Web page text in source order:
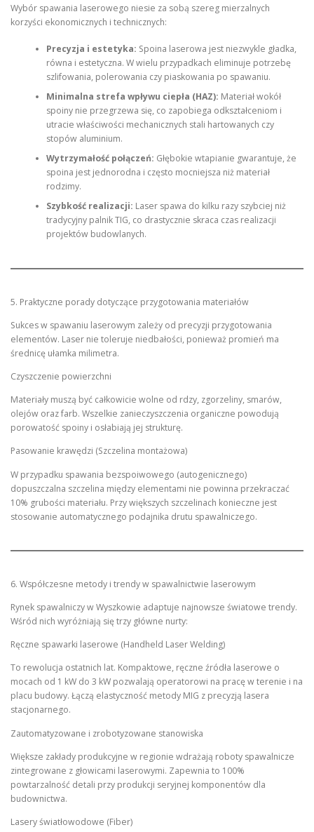
Wybór spawania laserowego niesie za sobą szereg mierzalnych
korzyści ekonomicznych i technicznych:
Precyzja i estetyka: Spoina laserowa jest niezwykle gładka,
równa i estetyczna. W wielu przypadkach eliminuje potrzebę
szlifowania, polerowania czy piaskowania po spawaniu.
Minimalna strefa wpływu ciepła (HAZ): Materiał wokół
spoiny nie przegrzewa się, co zapobiega odkształceniom i
utracie właściwości mechanicznych stali hartowanych czy
stopów aluminium.
Wytrzymałość połączeń: Głębokie wtapianie gwarantuje, że
spoina jest jednorodna i często mocniejsza niż materiał
rodzimy.
Szybkość realizacji: Laser spawa do kilku razy szybciej niż
tradycyjny palnik TIG, co drastycznie skraca czas realizacji
projektów budowlanych.
5. Praktyczne porady dotyczące przygotowania materiałów
Sukces w spawaniu laserowym zależy od precyzji przygotowania
elementów. Laser nie toleruje niedbałości, ponieważ promień ma
średnicę ułamka milimetra.
Czyszczenie powierzchni
Materiały muszą być całkowicie wolne od rdzy, zgorzeliny, smarów,
olejów oraz farb. Wszelkie zanieczyszczenia organiczne powodują
porowatość spoiny i osłabiają jej strukturę.
Pasowanie krawędzi (Szczelina montażowa)
W przypadku spawania bezspoiwowego (autogenicznego)
dopuszczalna szczelina między elementami nie powinna przekraczać
10% grubości materiału. Przy większych szczelinach konieczne jest
stosowanie automatycznego podajnika drutu spawalniczego.
6. Współczesne metody i trendy w spawalnictwie laserowym
Rynek spawalniczy w Wyszkowie adaptuje najnowsze światowe trendy.
Wśród nich wyróżniają się trzy główne nurty:
Ręczne spawarki laserowe (Handheld Laser Welding)
To rewolucja ostatnich lat. Kompaktowe, ręczne źródła laserowe o
mocach od 1 kW do 3 kW pozwalają operatorowi na pracę w terenie i na
placu budowy. Łączą elastyczność metody MIG z precyzją lasera
stacjonarnego.
Zautomatyzowane i zrobotyzowane stanowiska
Większe zakłady produkcyjne w regionie wdrażają roboty spawalnicze
zintegrowane z głowicami laserowymi. Zapewnia to 100%
powtarzalność detali przy produkcji seryjnej komponentów dla
budownictwa.
Lasery światłowodowe (Fiber)